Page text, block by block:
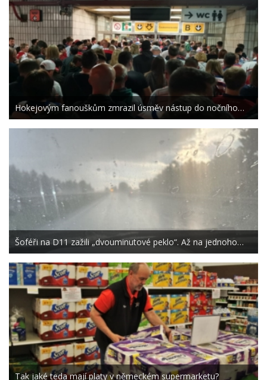
Hokejovým fanouškům zmrazil úsměv nástup do nočního…
Šoféři na D11 zažili „dvouminutové peklo“. Až na jednoho…
Tak jaké teda mají platy v německém supermarketu?